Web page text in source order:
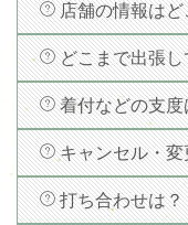
店舗の情報は
どこまで出張
着付などの支
キャンセル・変
打ち合わせは？